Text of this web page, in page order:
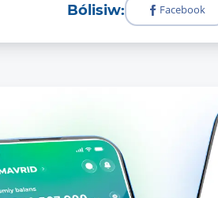
Bólisiw: Facebook